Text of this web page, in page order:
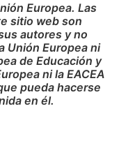
Europea. Las
sitio web son
autores y no
Unión Europea ni
de Educación y
ni la EACEA
pueda hacerse
en él.